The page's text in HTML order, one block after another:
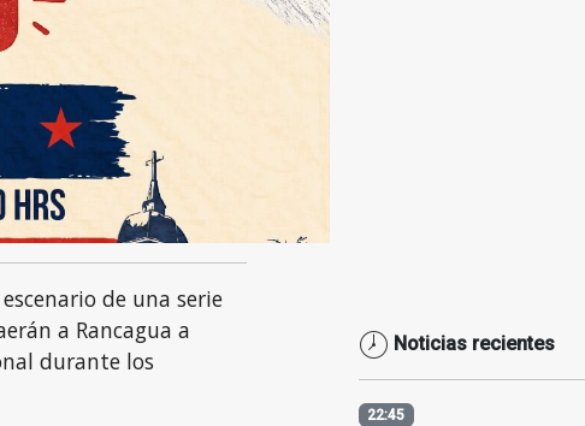
de una serie
a Rancagua a
durante los
Noticias recientes
22:45